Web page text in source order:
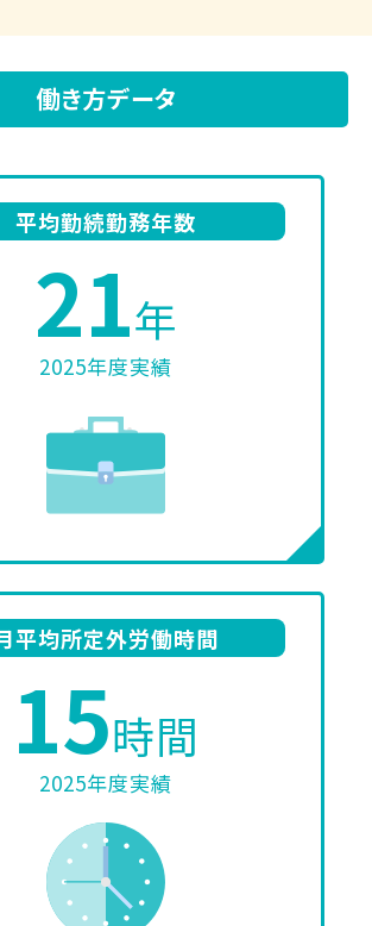
働き方データ
平均勤続勤務年数
21年
2025年度実績
平均所定外労働時間
15時間
2025年度実績